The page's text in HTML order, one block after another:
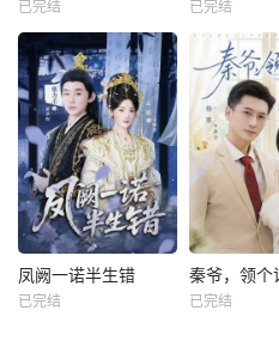
已完结 已完结
凤阙一诺半生错
已完结
秦爷，领个
已完结